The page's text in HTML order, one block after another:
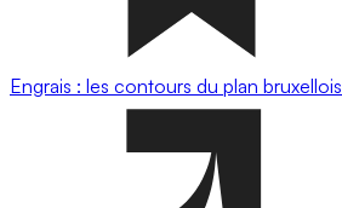
Engrais : les contours du plan bruxellois